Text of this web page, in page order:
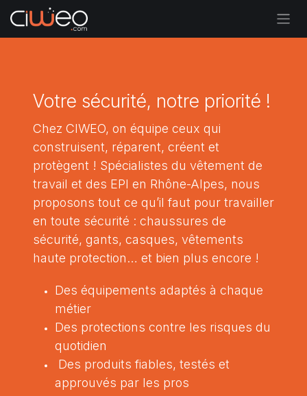
Se rendre au contenu
Votre sécurité, notre priorité !
Chez CIWEO, on équipe ceux qui
construisent, réparent, créent et
protègent ! Spécialistes du vêtement de
travail et des EPI en Rhône-Alpes, nous
proposons tout ce qu’il faut pour travailler
en toute sécurité : chaussures de
sécurité, gants, casques, vêtements
haute protection… et bien plus encore !
Des équipements adaptés à chaque
métier
Des protections contre les risques du
quotidien
Des produits fiables, testés et
approuvés par les pros